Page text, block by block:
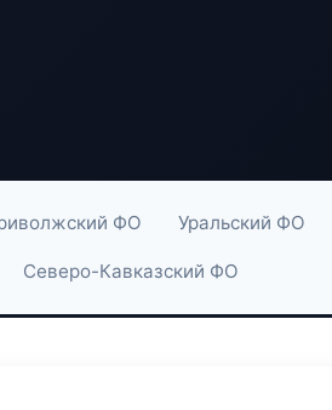
ФО Уральский ФО
Северо-Кавказский ФО